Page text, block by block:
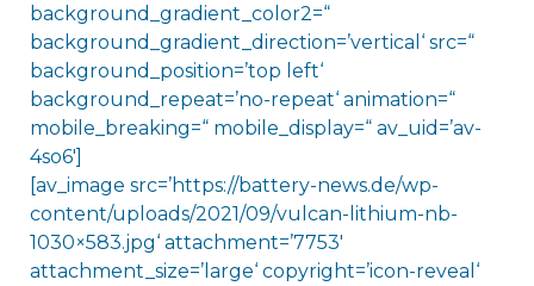
background_gradient_color2=“
background_gradient_direction=’vertical‘ src=“
background_position=’top left‘
background_repeat=’no-repeat‘ animation=“
mobile_breaking=“ mobile_display=“ av_uid=’av-
4so6′]
[av_image src=’https://battery-news.de/wp-
content/uploads/2021/09/vulcan-lithium-nb-
1030×583.jpg‘ attachment=’7753′
attachment_size=’large‘ copyright=’icon-reveal‘